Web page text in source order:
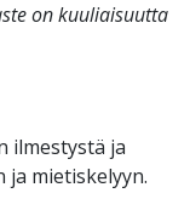
on kuuliaisuutta
ilmestystä ja
ja mietiskelyyn.